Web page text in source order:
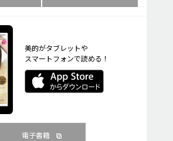
美的がタブレットや
スマートフォンで読める！
電子書籍